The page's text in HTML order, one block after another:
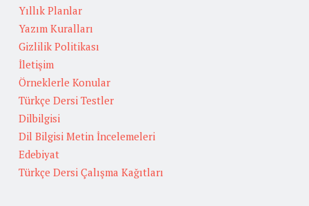
Yıllık Planlar
Yazım Kuralları
Gizlilik Politikası
İletişim
Örneklerle Konular
Türkçe Dersi Testler
Dilbilgisi
Dil Bilgisi Metin İncelemeleri
Edebiyat
Türkçe Dersi Çalışma Kağıtları